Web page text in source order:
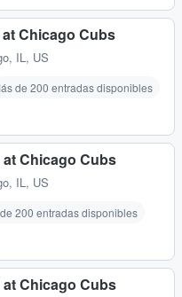
Chicago Cubs
IL, US
de 200 entradas disponibles
Chicago Cubs
IL, US
200 entradas disponibles
Chicago Cubs